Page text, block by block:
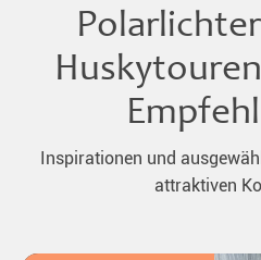
Inspirationen und
attraktiven